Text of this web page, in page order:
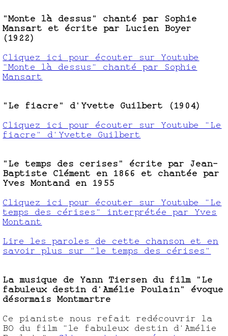
"Monte là dessus" chanté par Sophie
Mansart et écrite par Lucien Boyer
(1922)
Cliquez ici pour écouter sur Youtube
"Monte là dessus" chanté par Sophie
Mansart
"Le fiacre" d'Yvette Guilbert (1904)
Cliquez ici pour écouter sur Youtube "Le
fiacre" d'Yvette Guilbert
"Le temps des cerises" écrite par Jean-
Baptiste Clément en 1866 et chantée par
Yves Montand en 1955
Cliquez ici pour écouter sur Youtube "Le
temps des cérises" interprétée par Yves
Montant
Lire les paroles de cette chanson et en
savoir plus sur "le temps des cérises"
La musique de Yann Tiersen du film "Le
fabuleux destin d'Amélie Poulain" évoque
désormais Montmartre
Ce pianiste nous refait redécouvrir la
BO du film "le fabuleux destin d'Amélie